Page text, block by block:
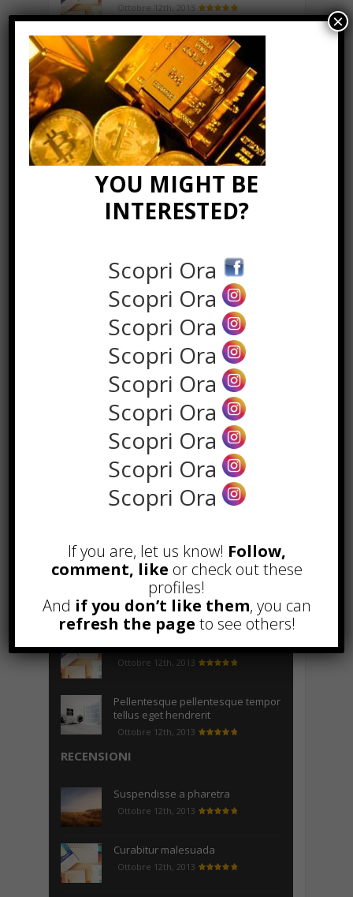
Ottobre 12th, 2013
NEWS IN UNA FOTO
POPOLARI
A&R nel Business Music: tutto
quello che c’è da sapere!
Agosto 27th, 2017
Maggio 15th, 2018
Come realizzare un cancelletto per
cani
Gennaio 9th, 2018
Curabitur malesuada
Ottobre 12th, 2013
Pellentesque pellentesque tempor
tellus eget hendrerit
Ottobre 12th, 2013
RECENSIONI
Suspendisse a pharetra
Ottobre 12th, 2013
Curabitur malesuada
Ottobre 12th, 2013
YOU MIGHT BE
INTERESTED?
Scopri Ora
Scopri Ora
Scopri Ora
Scopri Ora
Scopri Ora
Scopri Ora
Scopri Ora
Scopri Ora
Scopri Ora
If you are, let us know! Follow,
comment, like or check out these
profiles!
And if you don’t like them, you can
refresh the page to see others!
×